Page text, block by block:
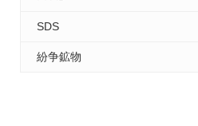
SDS
紛争鉱物